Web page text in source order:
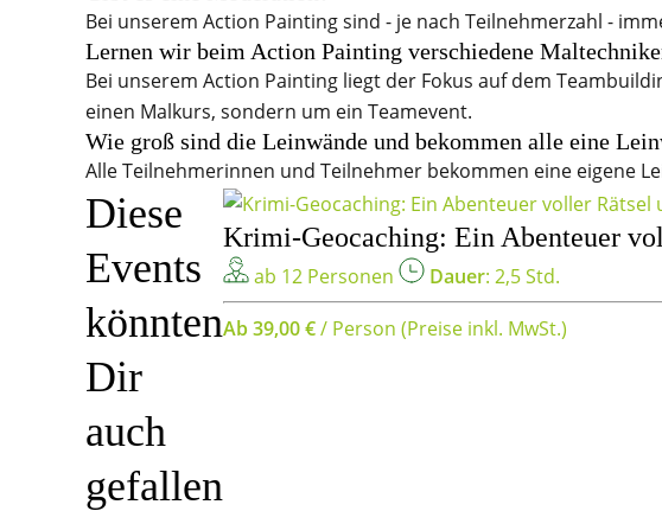
Bei unserem Action Painting sind - je nach Teilnehmerzahl -
Lernen wir beim Action Painting verschiedene
Bei unserem Action Painting liegt der Fokus auf dem
einen Malkurs, sondern um ein Teamevent.
Wie groß sind die Leinwände und bekommen alle eine
Alle Teilnehmerinnen und Teilnehmer bekommen eine eigene
Diese
Events
könnten
Dir
auch
gefallen
Krimi-Geocaching: Ein Abenteuer
ab 12 Personen Dauer: 2,5 Std.
Ab 39,00 €/ Person (Preise inkl. MwSt.)